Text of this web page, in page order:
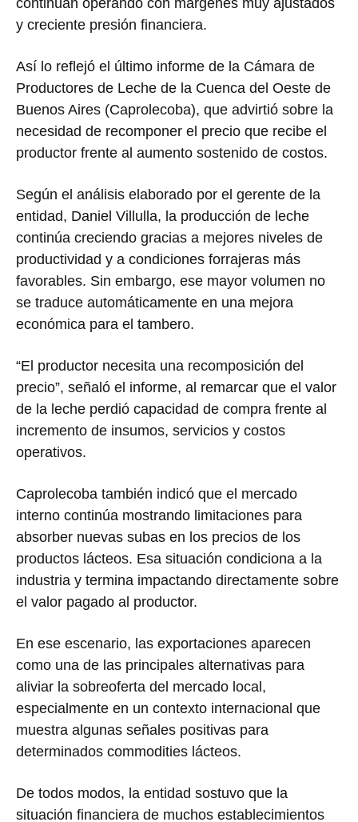
y creciente presión financiera.
Así lo reflejó el último informe de la Cámara de
Productores de Leche de la Cuenca del Oeste de
Buenos Aires (Caprolecoba), que advirtió sobre la
necesidad de recomponer el precio que recibe el
productor frente al aumento sostenido de costos.
Según el análisis elaborado por el gerente de la
entidad, Daniel Villulla, la producción de leche
continúa creciendo gracias a mejores niveles de
productividad y a condiciones forrajeras más
favorables. Sin embargo, ese mayor volumen no
se traduce automáticamente en una mejora
económica para el tambero.
“El productor necesita una recomposición del
precio”, señaló el informe, al remarcar que el valor
de la leche perdió capacidad de compra frente al
incremento de insumos, servicios y costos
operativos.
Caprolecoba también indicó que el mercado
interno continúa mostrando limitaciones para
absorber nuevas subas en los precios de los
productos lácteos. Esa situación condiciona a la
industria y termina impactando directamente sobre
el valor pagado al productor.
En ese escenario, las exportaciones aparecen
como una de las principales alternativas para
aliviar la sobreoferta del mercado local,
especialmente en un contexto internacional que
muestra algunas señales positivas para
determinados commodities lácteos.
De todos modos, la entidad sostuvo que la
situación financiera de muchos establecimientos